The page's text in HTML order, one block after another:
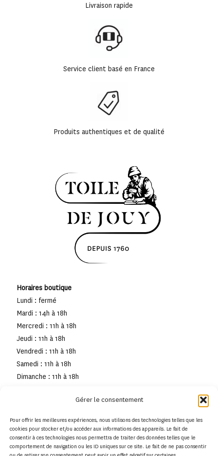
Gérer le consentement
Pour offrir les meilleures expériences, nous utilisons des technologies telles que les
cookies pour stocker et/ou accéder aux informations des appareils. Le fait de
consentir à ces technologies nous permettra de traiter des données telles que le
comportement de navigation ou les ID uniques sur ce site. Le fait de ne pas consentir
Livraison rapide
Service client basé en France
Produits authentiques et de qualité
Horaires boutique
Lundi : fermé
Mardi : 14h à 18h
Mercredi : 11h à 18h
Jeudi : 11h à 18h
Vendredi : 11h à 18h
Samedi : 11h à 18h
Dimanche : 11h à 18h